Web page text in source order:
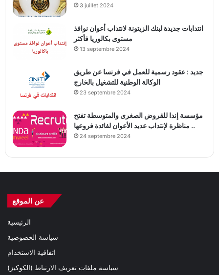
3 juillet 2024
انتدابات جديدة لبنك الزيتونة لانتداب أعوان نوافذ
مستوى بكالوريا فأكثر
13 septembre 2024
جديد : عقود رسمية للعمل في فرنسا عن طريق
الوكالة الوطنية للتشغيل بالخارج
23 septembre 2024
مؤسسة إندا للقروض الصغرى والمتوسطة تفتح
مناظرة لإنتداب عديد الأعوان لفائدة فروعها ..
24 septembre 2024
عن الموقع
الرئيسية
سياسة الخصوصية
اتفاقية الاستخدام
سياسة ملفات تعريف الارتباط (الكوكيز)